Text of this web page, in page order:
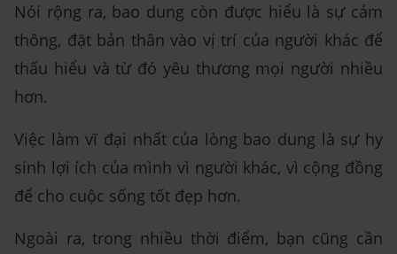
Nói rộng ra, bao dung còn được hiểu là sự cảm
thông, đặt bản thân vào vị trí của người khác để
thấu hiểu và từ đó yêu thương mọi người nhiều
hơn.
Việc làm vĩ đại nhất của lòng bao dung là sự hy
sinh lợi ích của mình vì người khác, vì cộng đồng
để cho cuộc sống tốt đẹp hơn.
Ngoài ra, trong nhiều thời điểm, bạn cũng cần